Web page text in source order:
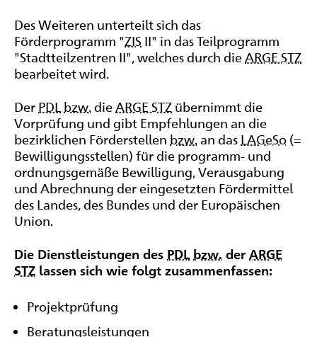
Des Weiteren unterteilt sich das
Förderprogramm "ZIS II" in das Teilprogramm
"Stadtteilzentren II", welches durch dieARGE STZ
bearbeitet wird.
Der PDL bzw.dieARGE STZ übernimmt die
Vorprüfung und gibt Empfehlungen an die
bezirklichen Förderstellen bzw.an das LAGeSo (=
Bewilligungsstellen) für die programm- und
ordnungsgemäße Bewilligung, Verausgabung
und Abrechnung der eingesetzten Fördermittel
des Landes, des Bundes und der Europäischen
Union.
Die Dienstleistungen des PDL bzw. derARGE
STZ lassen sich wie folgt zusammenfassen:
Projektprüfung
Beratungsleistungen